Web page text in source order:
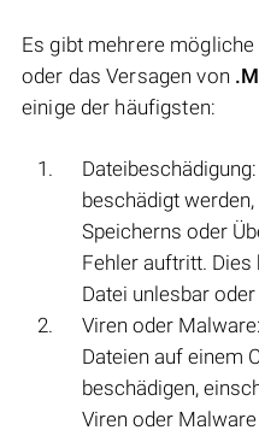
Es gibt mehrere
oder das Versagen von
einige der häufigsten:
beschädigt
Speicherns oder
Fehler auftritt. Dies
Datei unlesbar
Viren oder
Dateien auf einem
beschädigen,
Viren oder